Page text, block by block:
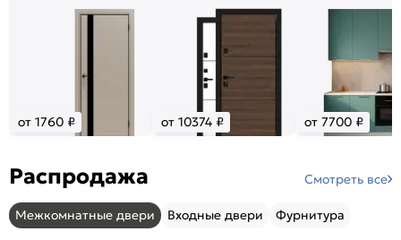
от 1760 ₽ от 10374 ₽ от 7700 ₽
Распродажа Смотреть все
Межкомнатные двери Входные двери Фурнитура